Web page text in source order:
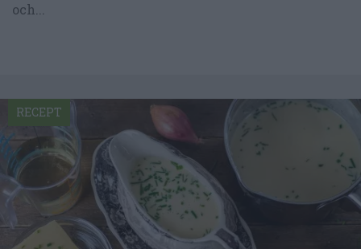
och...
RECEPT